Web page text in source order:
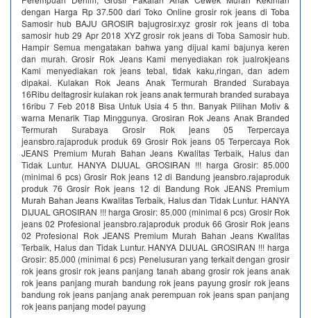
dengan Harga Rp 37.500 dari Toko Online grosir rok jeans di Toba
Samosir hub BAJU GROSIR bajugrosir.xyz grosir rok jeans di toba
samosir hub 29 Apr 2018 XYZ grosir rok jeans di Toba Samosir hub.
Hampir Semua mengatakan bahwa yang dijual kami bajunya keren
dan murah. Grosir Rok Jeans Kami menyediakan rok jualrokjeans
Kami menyediakan rok jeans tebal, tidak kaku,ringan, dan adem
dipakai. Kulakan Rok Jeans Anak Termurah Branded Surabaya
16Ribu deltagrosir kulakan rok jeans anak termurah branded surabaya
16ribu 7 Feb 2018 Bisa Untuk Usia 4 5 thn. Banyak Pilihan Motiv &
warna Menarik Tiap Minggunya. Grosiran Rok Jeans Anak Branded
Termurah Surabaya Grosir Rok jeans 05 Terpercaya
jeansbro.rajaproduk produk 69 Grosir Rok jeans 05 Terpercaya Rok
JEANS Premium Murah Bahan Jeans Kwalitas Terbaik, Halus dan
Tidak Luntur. HANYA DIJUAL GROSIRAN !!! harga Grosir: 85.000
(minimal 6 pcs) Grosir Rok jeans 12 di Bandung jeansbro.rajaproduk
produk 76 Grosir Rok jeans 12 di Bandung Rok JEANS Premium
Murah Bahan Jeans Kwalitas Terbaik, Halus dan Tidak Luntur. HANYA
DIJUAL GROSIRAN !!! harga Grosir: 85.000 (minimal 6 pcs) Grosir Rok
jeans 02 Profesional jeansbro.rajaproduk produk 66 Grosir Rok jeans
02 Profesional Rok JEANS Premium Murah Bahan Jeans Kwalitas
Terbaik, Halus dan Tidak Luntur. HANYA DIJUAL GROSIRAN !!! harga
Grosir: 85.000 (minimal 6 pcs) Penelusuran yang terkait dengan grosir
rok jeans grosir rok jeans panjang tanah abang grosir rok jeans anak
rok jeans panjang murah bandung rok jeans payung grosir rok jeans
bandung rok jeans panjang anak perempuan rok jeans span panjang
rok jeans panjang model payung